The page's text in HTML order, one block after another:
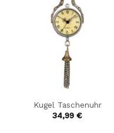
Kugel Taschenuhr
34,99 €